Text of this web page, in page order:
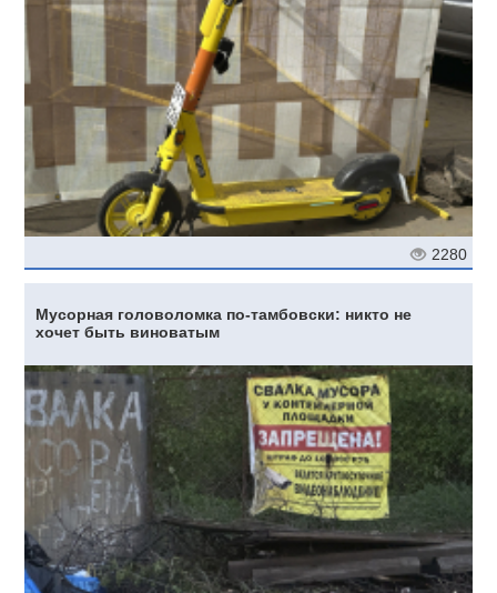
2280
Мусорная головоломка по-тамбовски: никто не
хочет быть виноватым